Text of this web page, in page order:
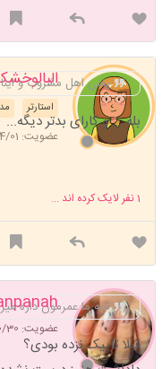
استارتر
عضویت: 1402/04/01
یعنی اهل مشروب و
بله.... و کارای بدتر دیگه...
1نفر لایک کرده اند ...
عضویت: 1399/10/30
اخه ما عمرمون داره
قبلا تاپیک نزده بودی؟